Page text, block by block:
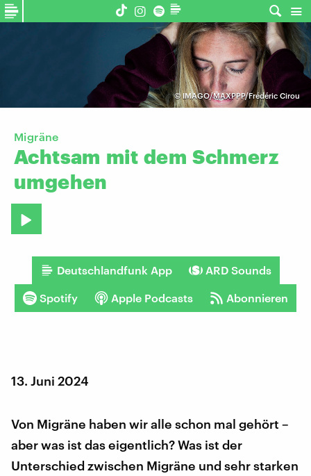
©IMAGO/MAXPPP/Frédéric Cirou
Migräne
Achtsam mit dem Schmerz
umgehen
Deutschlandfunk App ARD Sounds
Spotify Apple Podcasts Abonnieren
13. Juni 2024
Von Migräne haben wir alle schon mal gehört –
aber was ist das eigentlich? Was ist der
Unterschied zwischen Migräne und sehr starken